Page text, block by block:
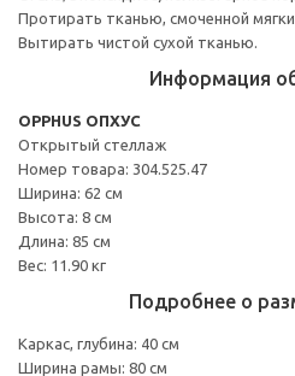
Протирать тканью, смоченной
Вытирать чистой сухой тканью.
Информация
OPPHUS ОПХУС
Открытый стеллаж
Номер товара: 304.525.47
Ширина: 62 см
Высота: 8 см
Длина: 85 см
Вес: 11.90 кг
Подробнее о
Каркас, глубина: 40 см
Ширина рамы: 80 см